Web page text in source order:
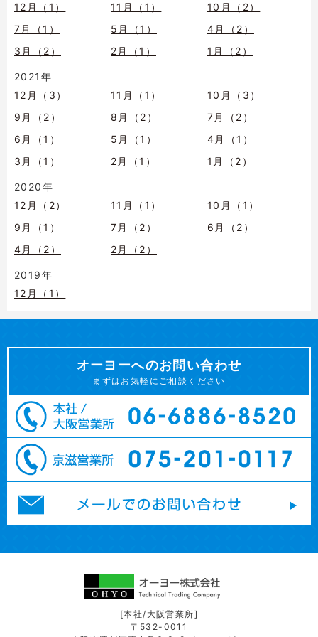
12月（1）
11月（1）
10月（2）
7月（1）
5月（1）
4月（2）
3月（2）
2月（1） 1月（2）
2021年
12月（3）
11月（1）
10月（3）
9月（2）
8月（2）
7月（2）
6月（1）
5月（1）
4月（1）
3月（1）
2月（1） 1月（2）
2020年
12月（2）
11月（1）
10月（1）
9月（1）
7月（2）
6月（2）
4月（2）
2月（2）
2019年
12月（1）
オーヨーへのお問い合わせ
まずはお気軽にご相談ください
[本社/大阪営業所]
〒532-0011